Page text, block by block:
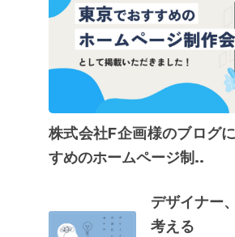
株式会社F企画様のブログ
すめのホームページ制..
デザイナー
考える